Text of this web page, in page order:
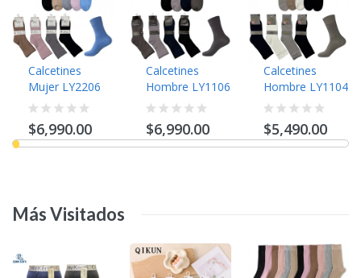
Calcetines
Mujer LY2206
$6,990.00
Calcetines
Hombre LY1106
$6,990.00
Calcetines
Hombre LY1104
$5,490.00
MásVisitados